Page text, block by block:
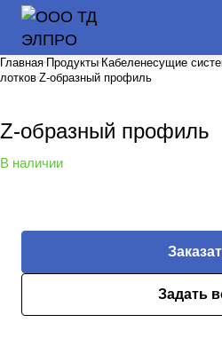
Главная Продукты Кабеленесущие
лотков Z-образный профиль
Z-образный профиль
В наличии
Задать